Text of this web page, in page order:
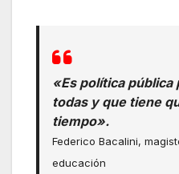
«Es política pública
todas y que tiene
tiempo».
Federico Bacalini,
educación